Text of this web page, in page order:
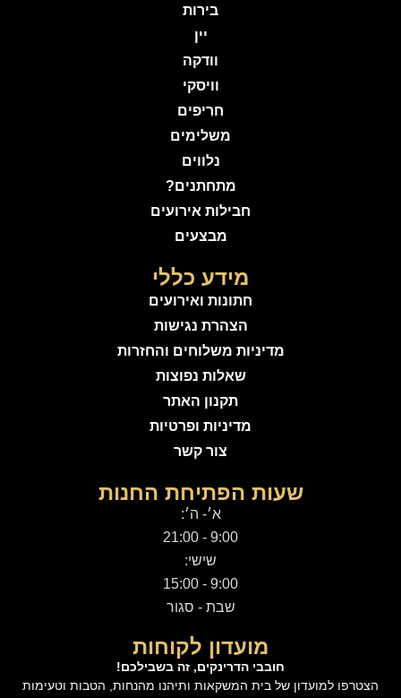
בירות
יין
וודקה
וויסקי
חריפים
משלימים
נלווים
מתחתנים?
חבילות אירועים
מבצעים
מידע כללי
חתונות ואירועים
הצהרת נגישות
מדיניות משלוחים והחזרות
שאלות נפוצות
תקנון האתר
מדיניות ופרטיות
צור קשר
שעות הפתיחת החנות
א׳- ה׳:
9:00 - 21:00
שישי:
9:00 - 15:00
שבת - סגור
מועדון לקוחות
חובבי הדרינקים, זה בשבילכם!
הצטרפו למועדון של בית המשקאות ותיהנו מהנחות, הטבות וטעימות